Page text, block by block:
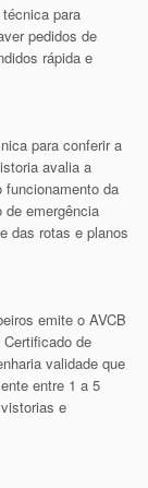
para
pedidos de
rápida e
para conferir a
avalia a
da
de emergência
das rotas e planos
emite o AVCB
de
validade que
entre 1 a 5
e